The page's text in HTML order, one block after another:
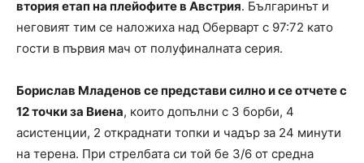
втория етап на плейофите в Австрия. Българинът и
неговият тим се наложиха над Оберварт с 97:72 като
гости в първия мач от полуфиналната серия.
Борислав Младенов се представи силно и се отчете с
12 точки за Виена, които допълни с 3 борби, 4
асистенции, 2 откраднати топки и чадър за 24 минути
на терена. При стрелбата си той бе 3/6 от средна